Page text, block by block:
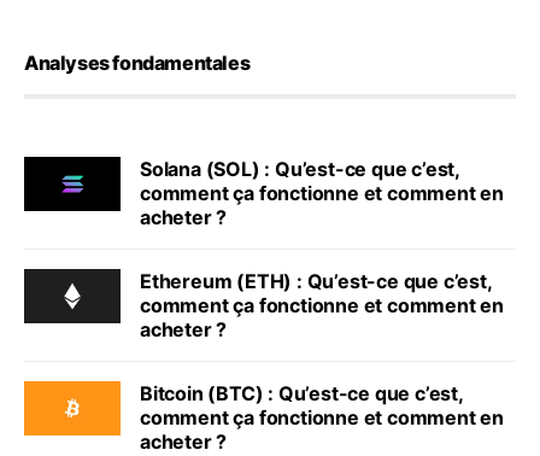
Analyses fondamentales
Solana (SOL) : Qu’est-ce que c’est,
comment ça fonctionne et comment en
acheter ?
Ethereum (ETH) : Qu’est-ce que c’est,
comment ça fonctionne et comment en
acheter ?
Bitcoin (BTC) : Qu’est-ce que c’est,
comment ça fonctionne et comment en
acheter ?